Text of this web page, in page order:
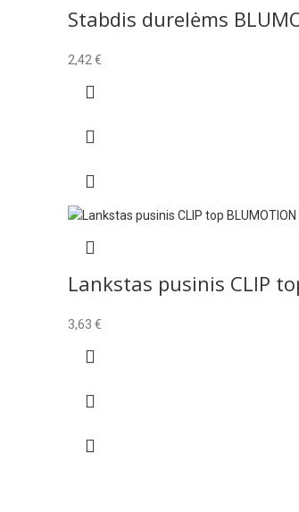
Stabdis durelėms
2,42€
Lankstas pusinis CLIP
3,63 €